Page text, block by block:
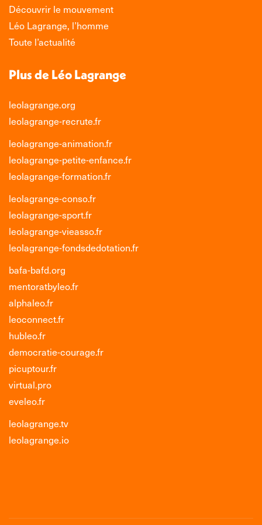
Découvrir le mouvement
Léo Lagrange, l’homme
Toute l’actualité
Plus de Léo Lagrange
leolagrange.org
leolagrange-recrute.fr
leolagrange-animation.fr
leolagrange-petite-enfance.fr
leolagrange-formation.fr
leolagrange-conso.fr
leolagrange-sport.fr
leolagrange-vieasso.fr
leolagrange-fondsdedotation.fr
bafa-bafd.org
mentoratbyleo.fr
alphaleo.fr
leoconnect.fr
hubleo.fr
democratie-courage.fr
picuptour.fr
virtual.pro
eveleo.fr
leolagrange.tv
leolagrange.io